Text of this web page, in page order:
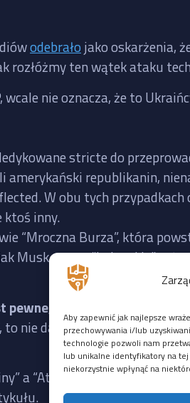
Aby zapewnić jak najlepsze
przechowywania i/lub
technologie pozwoli nam
lub unikalne identyfikatory na
niekorzystnie wpłynąć na
odebrało jako oskarżenia,
rozłóżmy ten wątek ataku
nie oznacza, że to
stricte do
amerykański republikanin,
W obu tych
ktoś inny.
“Mroczna Burza”, która
Musk, grupy “hakerskie” też
pewne, to to, że Twitter
to nie da się ustalić na bazie
a “Atak pochodzi z adresów IP